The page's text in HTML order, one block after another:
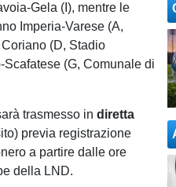
Gela (I), mentre le
Imperia-Varese (A,
(D, Stadio
Scafatese (G, Comunale di
trasmesso indiretta
previa registrazione
a partire dalle ore
della LND.